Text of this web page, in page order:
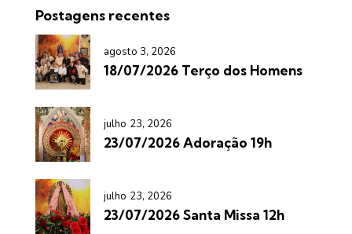
Postagens recentes
agosto 3, 2026
18/07/2026 Terço dos Homens
julho 23, 2026
23/07/2026 Adoração 19h
julho 23, 2026
23/07/2026 Santa Missa 12h